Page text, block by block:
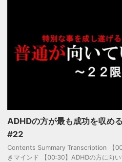
ADHDの方が最も成功を収め
#22
Contents Summary Transcription 【
きマインド 【00:30】ADHDの方に向